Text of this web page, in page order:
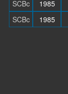
SCBc
1985
SCBc
1985